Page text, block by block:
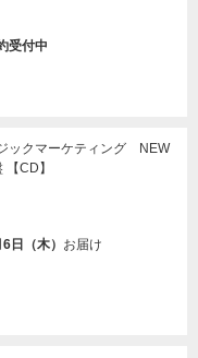
受付中
ックマーケティング NEW
CD】
日（木） お届け